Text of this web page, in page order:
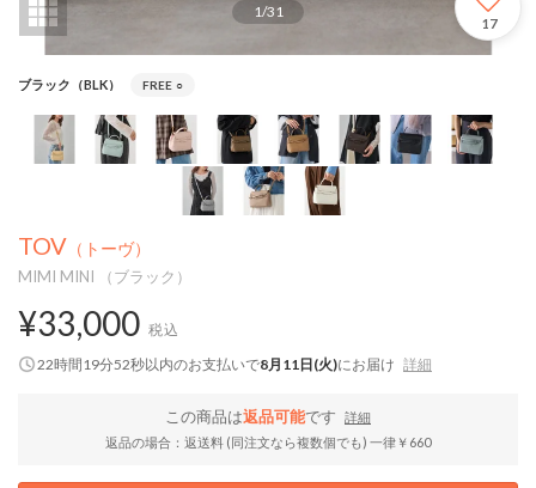
1/31
17
ブラック（BLK） FREE ○
TOV （トーヴ）
MIMI MINI （ブラック）
¥33,000 税込
22時間19分51秒以内のお支払いで8月11日(火)にお届け 詳細
この商品は返品可能です
詳細
返品の場合：返送料 (同注文なら複数個でも) 一律￥660